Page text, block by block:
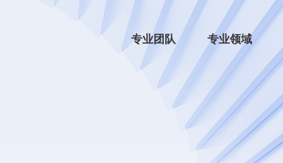
专业团队 专业领域